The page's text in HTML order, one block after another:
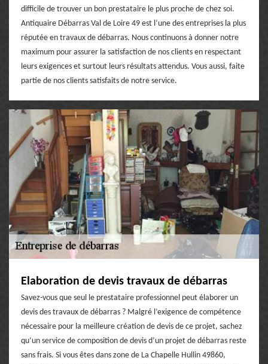
difficile de trouver un bon prestataire le plus proche de chez soi.
Antiquaire Débarras Val de Loire 49 est l’une des entreprises la plus
réputée en travaux de débarras. Nous continuons à donner notre
maximum pour assurer la satisfaction de nos clients en respectant
leurs exigences et surtout leurs résultats attendus. Vous aussi, faite
partie de nos clients satisfaits de notre service.
Elaboration de devis travaux de débarras
Savez-vous que seul le prestataire professionnel peut élaborer un
devis des travaux de débarras ? Malgré l’exigence de compétence
nécessaire pour la meilleure création de devis de ce projet, sachez
qu’un service de composition de devis d’un projet de débarras reste
sans frais. Si vous êtes dans zone de La Chapelle Hullin 49860,